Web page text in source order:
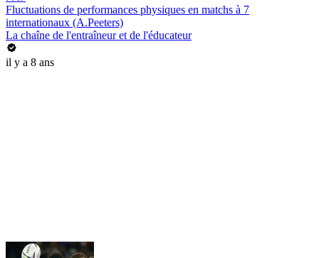
Fluctuations de performances physiques en matchs à 7
internationaux (A.Peeters)
La chaîne de l'entraîneur et de l'éducateur
il y a 8 ans